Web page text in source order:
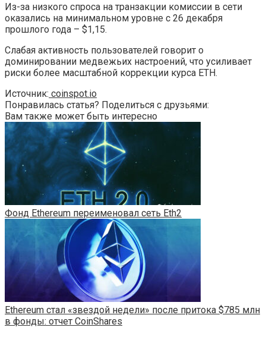
Из-за низкого спроса на транзакции комиссии в сети
оказались на минимальном уровне с 26 декабря
прошлого года – $1,15.
Слабая активность пользователей говорит о
доминировании медвежьих настроений, что усиливает
риски более масштабной коррекции курса ETH.
Источник: coinspot.io
Понравилась статья? Поделиться с друзьями:
Вам также может быть интересно
Фонд Ethereum переименовал сеть Eth2
Ethereum стал «звездой недели» после притока $785 млн
в фонды: отчет CoinShares